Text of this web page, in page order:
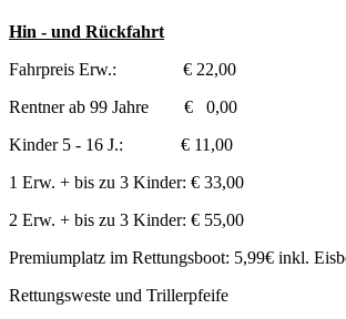
Hin - und Rückfahrt
Fahrpreis Erw.: € 22,00
Rentner ab 99 Jahre € 0,00
Kinder 5 - 16 J.: € 11,00
1 Erw. + bis zu 3 Kinder: € 33,00
2 Erw. + bis zu 3 Kinder: € 55,00
Premiumplatz im Rettungsboot: 5,99€ inkl.
Rettungsweste und Trillerpfeife